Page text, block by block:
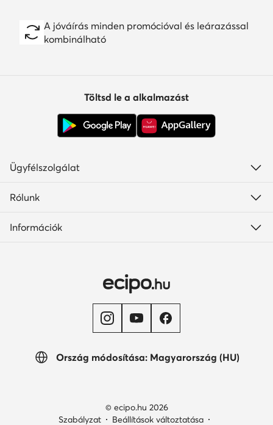
A jóváírás minden promócióval és leárazással
kombinálható
Ország módosítása: Magyarország (HU)
Töltsd le a alkalmazást
Ügyfélszolgálat
Rólunk
Információk
© ecipo.hu 2026
Szabályzat
Beállítások változtatása